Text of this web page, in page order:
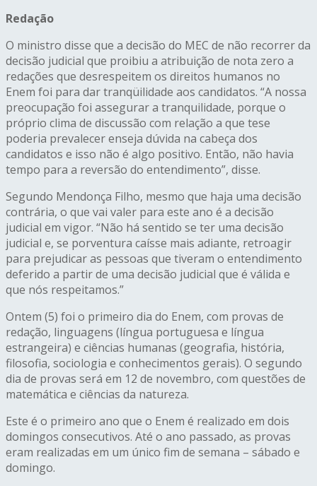
Redação
O ministro disse que a decisão do MEC de não recorrer da
decisão judicial que proibiu a atribuição de nota zero a
redações que desrespeitem os direitos humanos no
Enem foi para dar tranqüilidade aos candidatos. “A nossa
preocupação foi assegurar a tranquilidade, porque o
próprio clima de discussão com relação a que tese
poderia prevalecer enseja dúvida na cabeça dos
candidatos e isso não é algo positivo. Então, não havia
tempo para a reversão do entendimento”, disse.
Segundo Mendonça Filho, mesmo que haja uma decisão
contrária, o que vai valer para este ano é a decisão
judicial em vigor. “Não há sentido se ter uma decisão
judicial e, se porventura caísse mais adiante, retroagir
para prejudicar as pessoas que tiveram o entendimento
deferido a partir de uma decisão judicial que é válida e
que nós respeitamos.”
Ontem (5) foi o primeiro dia do Enem, com provas de
redação, linguagens (língua portuguesa e língua
estrangeira) e ciências humanas (geografia, história,
filosofia, sociologia e conhecimentos gerais). O segundo
dia de provas será em 12 de novembro, com questões de
matemática e ciências da natureza.
Este é o primeiro ano que o Enem é realizado em dois
domingos consecutivos. Até o ano passado, as provas
eram realizadas em um único fim de semana – sábado e
domingo.